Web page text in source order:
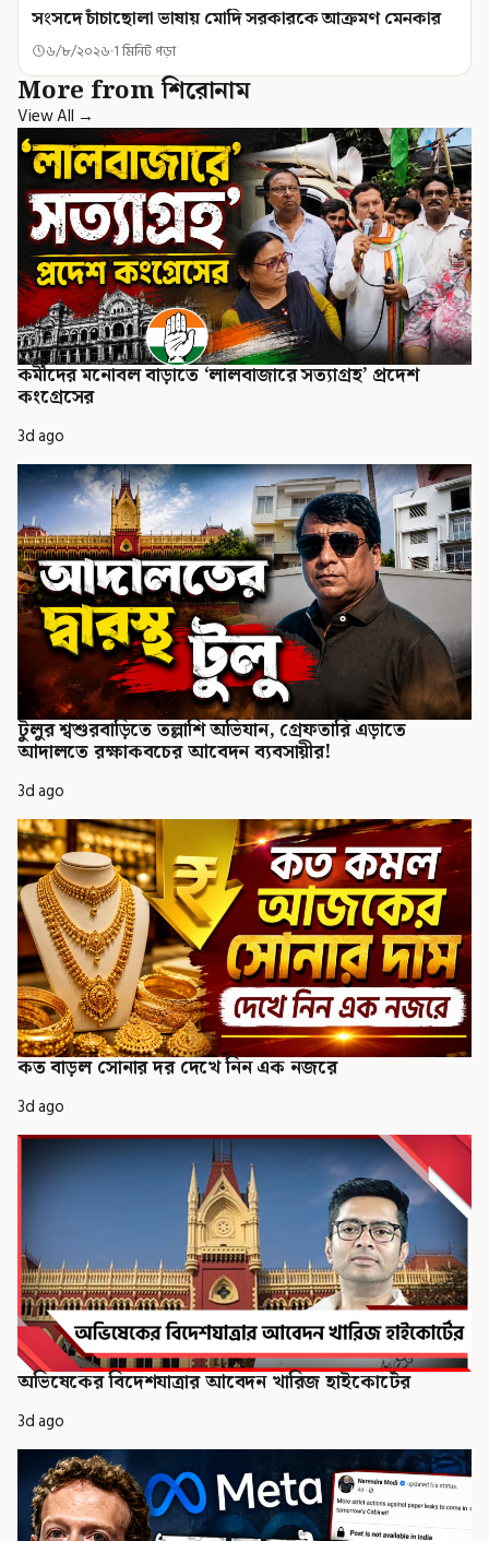
সংসদে চাঁচাছোলা ভাষায় মোদি সরকারকে আক্রমণ মেনকার
৬/৮/২০২৬ 1 মিনিট পড়া
More from শিরোনাম
View All →
কর্মীদের মনোবল বাড়াতে ‘লালবাজারে সত্যাগ্রহ’ প্রদেশ
কংগ্রেসের
3d ago
টুলুর শ্বশুরবাড়িতে তল্লাশি অভিযান, গ্রেফতারি এড়াতে
আদালতে রক্ষাকবচের আবেদন ব্যবসায়ীর!
3d ago
কত বাড়ল সোনার দর দেখে নিন এক নজরে
3d ago
অভিষেকের বিদেশযাত্রার আবেদন খারিজ হাইকোর্টের
3d ago